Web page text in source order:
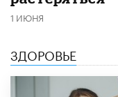
1 ИЮНЯ
ЗДОРОВЬЕ